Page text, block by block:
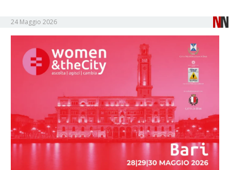
24 Maggio 2026